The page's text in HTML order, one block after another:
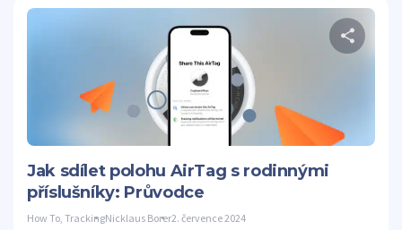
Twitter
Jak sdílet polohu AirTag s rodinnými
příslušníky: Průvodce
How To TrackingNicklaus Borer2. července 2024